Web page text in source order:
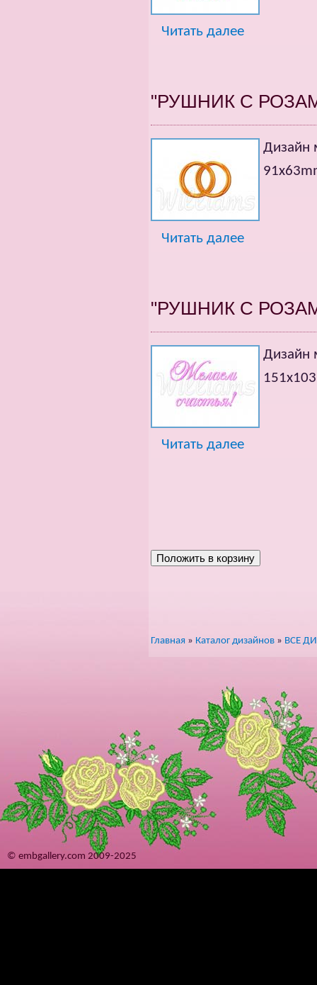
Читать далее
"РУШНИК С
Дизайн
Читать далее
"РУШНИК С
Дизайн
Читать далее
Главная » Каталог дизайнов » ВСЕ
© embgallery.com 2009-2025